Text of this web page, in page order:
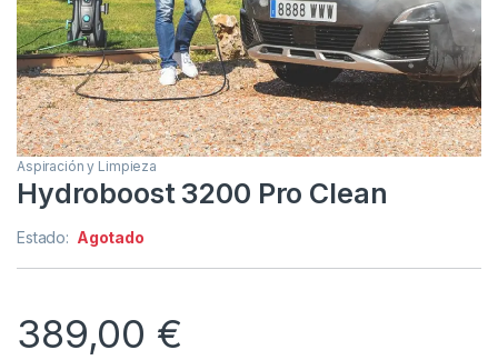
Aspiración y Limpieza
Hydroboost 3200 Pro Clean
Estado: Agotado
389,00 €